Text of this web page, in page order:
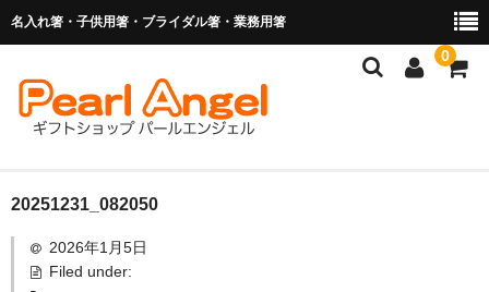
名入れ箸・子供用箸・ブライダル箸・業務用箸
0
商品を探す
お子様の入卒園に
20251231_082050
2026年1月5日
Filed under: